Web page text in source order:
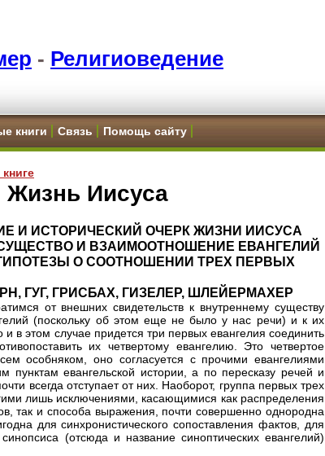
- Религиоведение
книги Связь Помощь сайту
Иисуса
И ИСТОРИЧЕСКИЙ ОЧЕРК ЖИЗНИ ИИСУСА
И ВЗАИМООТНОШЕНИЕ ЕВАНГЕЛИЙ
О СООТНОШЕНИИ ТРЕХ ПЕРВЫХ
ГУГ, ГРИСБАХ, ГИЗЕЛЕР, ШЛЕЙЕРМАХЕР
от внешних свидетельств к внутреннему существу
(поскольку об этом еще не было у нас речи) и к их
в этом случае придется три первых евангелия соединить
их четвертому евангелию. Это четвертое
особняком, оно согласуется с прочими евангелиями
пунктам евангельской истории, а по пересказу речей и
всегда отступает от них. Наоборот, группа первых трех
лишь исключениями, касающимися как распределения
так и способа выражения, почти совершенно однородна
для синхронистического сопоставления фактов, для
(отсюда и название синоптических евангелий)